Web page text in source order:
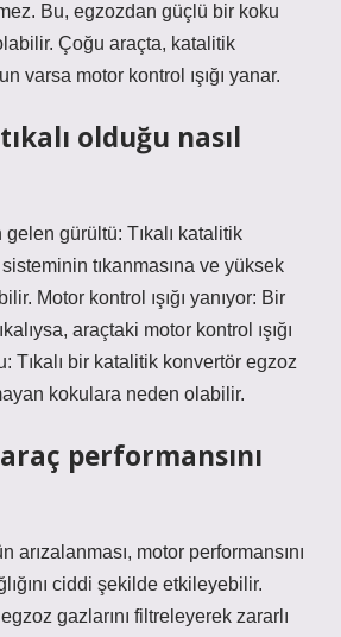
Bu, egzozdan güçlü bir koku
Çoğu araçta, katalitik
varsa motor kontrol ışığı yanar.
olduğu nasıl
gürültü: Tıkalı katalitik
tıkanmasına ve yüksek
Motor kontrol ışığı yanıyor: Bir
araçtaki motor kontrol ışığı
Tıkalı bir katalitik konvertör egzoz
kokulara neden olabilir.
performansını
arızalanması, motor performansını
ciddi şekilde etkileyebilir.
gazlarını filtreleyerek zararlı